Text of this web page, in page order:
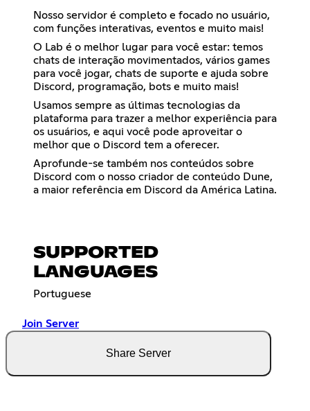
Nosso servidor é completo e focado no usuário,
com funções interativas, eventos e muito mais!
O Lab é o melhor lugar para você estar: temos
chats de interação movimentados, vários games
para você jogar, chats de suporte e ajuda sobre
Discord, programação, bots e muito mais!
Usamos sempre as últimas tecnologias da
plataforma para trazer a melhor experiência para
os usuários, e aqui você pode aproveitar o
melhor que o Discord tem a oferecer.
Aprofunde-se também nos conteúdos sobre
Discord com o nosso criador de conteúdo Dune,
a maior referência em Discord da América Latina.
SUPPORTED
LANGUAGES
Portuguese
Join Server
Share Server